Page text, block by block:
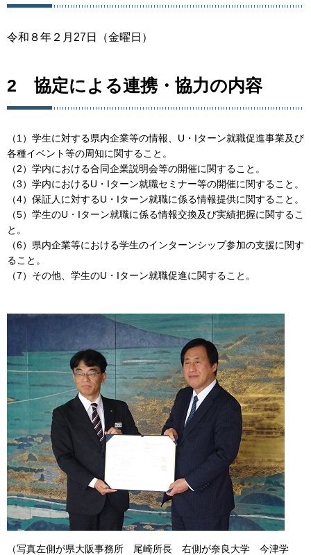
令和８年２月27日（金曜日）
2 協定による連携・協力の内容
（1）学生に対する県内企業等の情報、U・Iターン就職促進事業及び
各種イベント等の周知に関すること。
（2）学内における合同企業説明会等の開催に関すること。
（3）学内におけるU・Iターン就職セミナー等の開催に関すること。
（4）保証人に対するU・Iターン就職に係る情報提供に関すること。
（5）学生のU・Iターン就職に係る情報交換及び実績把握に関するこ
と。
（6）県内企業等における学生のインターンシップ参加の支援に関す
ること。
（7）その他、学生のU・Iターン就職促進に関すること。
（写真左側が県大阪事務所 尾崎所長 右側が奈良大学 今津学